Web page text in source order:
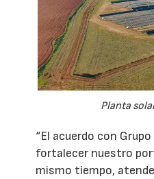
Planta
“El acuerdo con
fortalecer nuestro
mismo tiempo,